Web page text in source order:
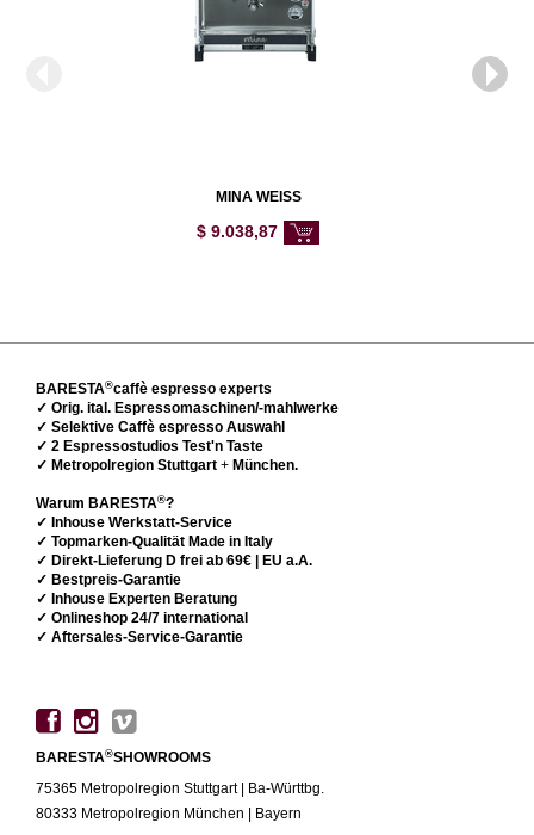
MINA WEISS
$ 9.038,87
BARESTA®caffè espresso experts
✓ Orig. ital. Espressomaschinen/-mahlwerke
✓ Selektive Caffè espresso Auswahl
✓ 2 Espressostudios Test'n Taste
✓ Metropolregion Stuttgart + München.
Warum BARESTA®?
✓ Inhouse Werkstatt-Service
✓ Topmarken-Qualität Made in Italy
✓ Direkt-Lieferung D frei ab 69€ | EU a.A.
✓ Bestpreis-Garantie
✓ Inhouse Experten Beratung
✓ Onlineshop 24/7 international
✓ Aftersales-Service-Garantie
BARESTA®SHOWROOMS
75365 Metropolregion Stuttgart | Ba-Württbg.
80333 Metropolregion München | Bayern